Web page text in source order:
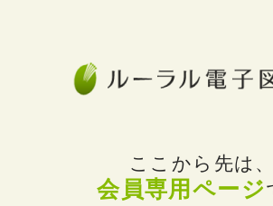
ここから先は、
会員専用ページ